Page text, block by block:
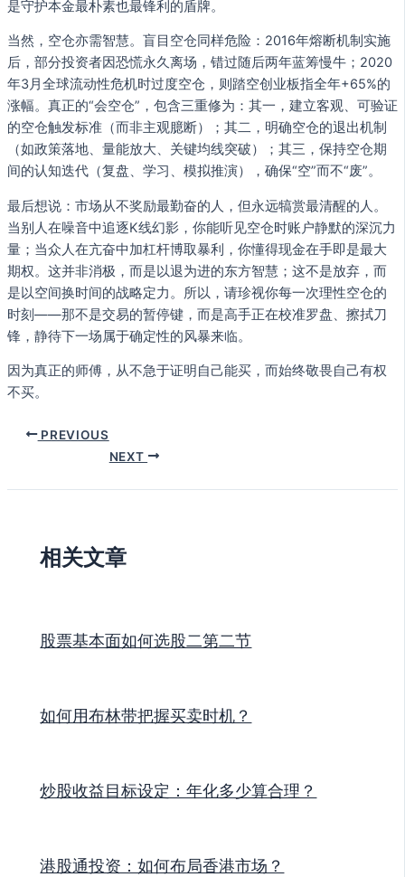
是守护本金最朴素也最锋利的盾牌。
当然，空仓亦需智慧。盲目空仓同样危险：2016年熔断机制实施
后，部分投资者因恐慌永久离场，错过随后两年蓝筹慢牛；2020
年3月全球流动性危机时过度空仓，则踏空创业板指全年+65%的
涨幅。真正的“会空仓”，包含三重修为：其一，建立客观、可验证
的空仓触发标准（而非主观臆断）；其二，明确空仓的退出机制
（如政策落地、量能放大、关键均线突破）；其三，保持空仓期
间的认知迭代（复盘、学习、模拟推演），确保“空”而不“废”。
最后想说：市场从不奖励最勤奋的人，但永远犒赏最清醒的人。
当别人在噪音中追逐K线幻影，你能听见空仓时账户静默的深沉力
量；当众人在亢奋中加杠杆博取暴利，你懂得现金在手即是最大
期权。这并非消极，而是以退为进的东方智慧；这不是放弃，而
是以空间换时间的战略定力。所以，请珍视你每一次理性空仓的
时刻——那不是交易的暂停键，而是高手正在校准罗盘、擦拭刀
锋，静待下一场属于确定性的风暴来临。
因为真正的师傅，从不急于证明自己能买，而始终敬畏自己有权
不买。
PREVIOUS
NEXT
相关文章
股票基本面如何选股二第二节
如何用布林带把握买卖时机？
炒股收益目标设定：年化多少算合理？
港股通投资：如何布局香港市场？